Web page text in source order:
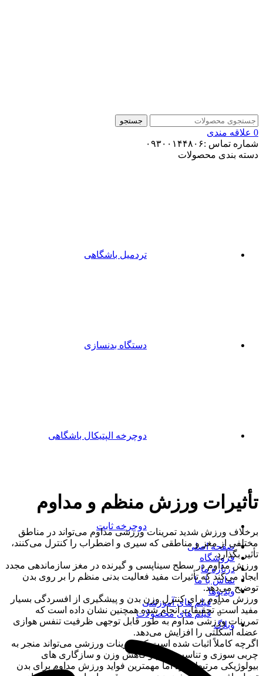
جستجو
0 علاقه مندی
شماره تماس :۰۹۳۰۰۱۴۴۸۰۶
دسته بندی محصولات
تردمیل باشگاهی
دستگاه بدنسازی
دوچرخه الپتیکال باشگاهی
دوچرخه ثابت
صفحه اصلی
فروشگاه
درباره ما
تماس با ما
ویدیوها
فیلم های آموزشی
فیلم های محصولات
وبلاگ
تأثیرات ورزش منظم و مداوم
برخلاف ورزش شدید تمرینات ورزشی مداوم می‌تواند در مناطق
مختلفی از مغز و مناطقی که سیری و اضطراب را کنترل می‌کنند،
تأثیر بگذارد.
ورزش مداوم در سطح سیناپسی و گیرنده در مغز سازماندهی مجدد
ایجاد می‌کند که تأثیرات مفید فعالیت بدنی منظم را بر روی بدن
توضیح می‌دهد.
ورزش مداوم برای کنترل وزن بدن و پیشگیری از افسردگی بسیار
مفید است. تحقیقات انجام شده همچنین نشان داده است که
تمرینات ورزشی مداوم به طور قابل توجهی ظرفیت تنفس هوازی
عضله اسکلتی را افزایش می‌دهد.
اگرچه کاملاً اثبات شده است که تمرینات ورزشی می‌تواند منجر به
چربی سوزی و تناسب اندام و کاهش وزن و سازگاری های
بیولوژیکی مرتبط شود اما مهمترین فواید ورزش مداوم برای بدن